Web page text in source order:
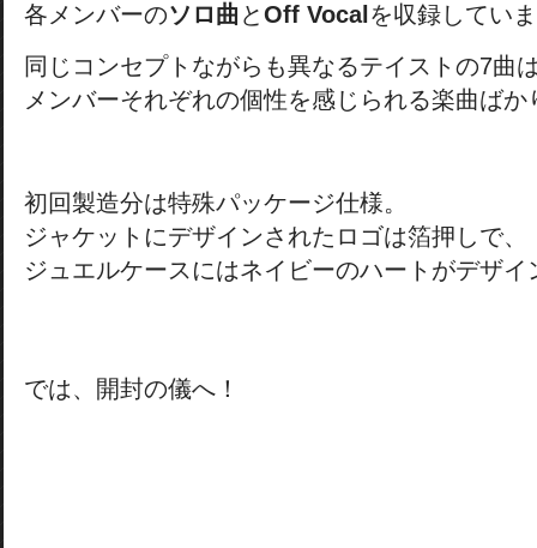
各メンバーのソロ曲 とOff Vocal を収録してい
同じコンセプトながらも異なるテイストの7曲
メンバーそれぞれの個性を感じられる楽曲ばか
初回製造分は特殊パッケージ仕様。
ジャケットにデザインされたロゴは箔押しで、
ジュエルケースにはネイビーのハートがデザ
では、開封の儀へ！